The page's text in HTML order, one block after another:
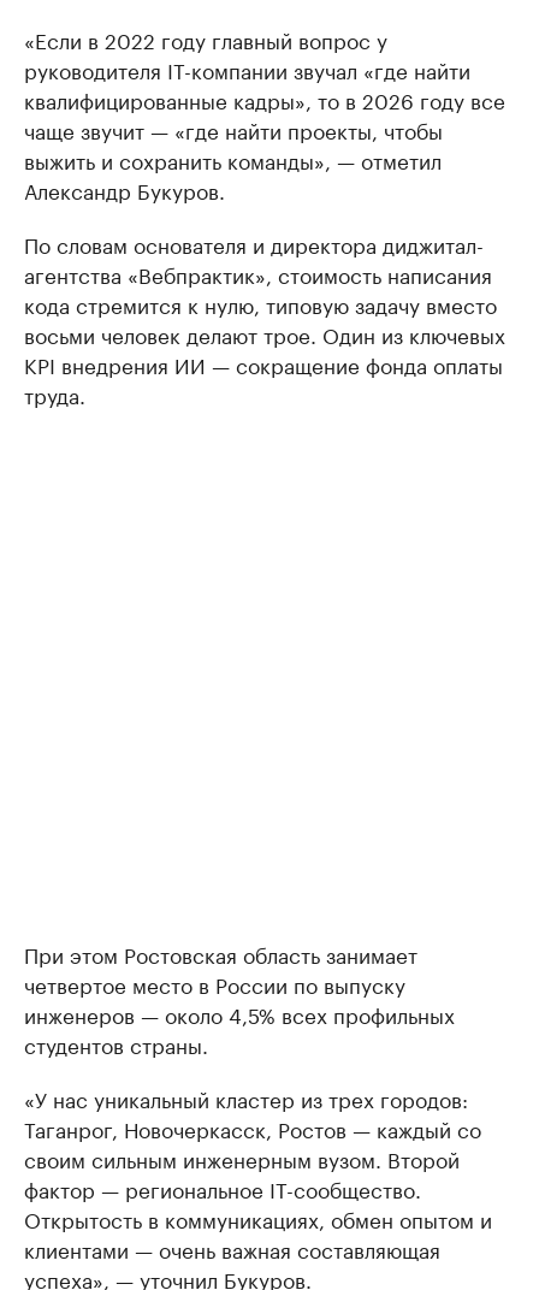
«Если в 2022 году главный вопрос у
руководителя IT-компании звучал «где найти
квалифицированные кадры», то в 2026 году все
чаще звучит — «где найти проекты, чтобы
выжить и сохранить команды», — отметил
Александр Букуров.
По словам основателя и директора диджитал-
агентства «Вебпрактик», стоимость написания
кода стремится к нулю, типовую задачу вместо
восьми человек делают трое. Один из ключевых
KPI внедрения ИИ — сокращение фонда оплаты
труда.
При этом Ростовская область занимает
четвертое место в России по выпуску
инженеров — около 4,5% всех профильных
студентов страны.
«У нас уникальный кластер из трех городов:
Таганрог, Новочеркасск, Ростов — каждый со
своим сильным инженерным вузом. Второй
фактор — региональное IT-сообщество.
Открытость в коммуникациях, обмен опытом и
клиентами — очень важная составляющая
успеха», — уточнил Букуров.